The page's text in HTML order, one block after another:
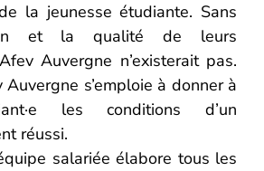
la jeunesse étudiante. Sans
et la qualité de leurs
Auvergne n’existerait pas.
Auvergne s’emploie à donner à
les conditions d’un
réussi.
salariée élabore tous les